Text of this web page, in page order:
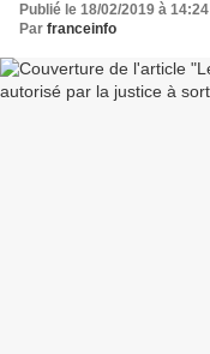
Publié le 18/02/2019 à 14:24
Par franceinfo